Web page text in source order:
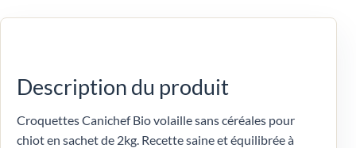
Description du produit
Croquettes Canichef Bio volaille sans céréales pour
chiot en sachet de 2kg. Recette saine et équilibrée à